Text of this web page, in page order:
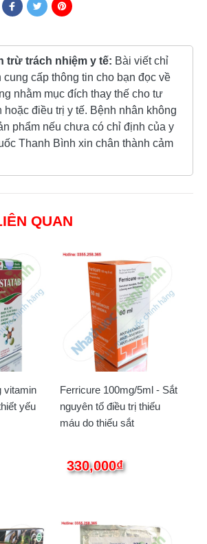
trừ trách nhiệm y tế: Bài viết chỉ
cung cấp thông tin cho bạn đọc về
nhằm mục đích thay thế cho tư
hoặc điều trị y tế. Bệnh nhân không
phẩm nếu chưa có chỉ định của y
Thanh Bình xin chân thành cảm
QUAN
vitamin
yếu
Ferricure 100mg/5ml - Sắt
nguyên tố điều trị thiếu
máu do thiếu sắt
330,000₫